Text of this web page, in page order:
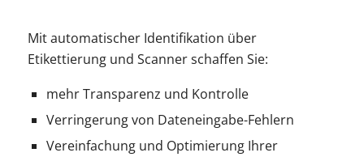
Mit automatischer Identifikation über
Etikettierung und Scanner schaffen Sie:
mehr Transparenz und Kontrolle
Verringerung von Dateneingabe-Fehlern
Vereinfachung und Optimierung Ihrer